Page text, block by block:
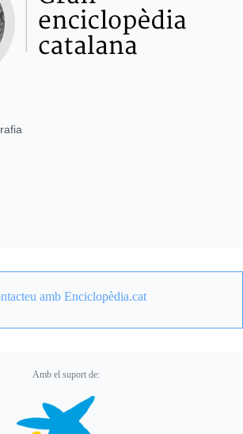
amb Enciclopèdia.cat
Amb el suport de: